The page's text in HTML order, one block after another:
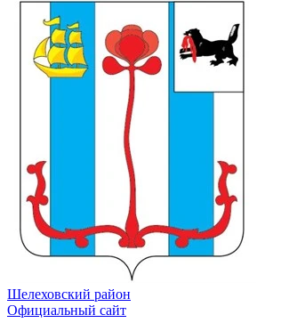
Шелеховский район
Официальный сайт